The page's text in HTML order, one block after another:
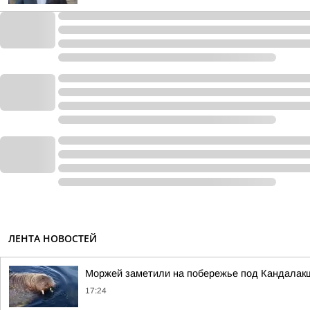
ЛЕНТА НОВОСТЕЙ
Моржей заметили на побережье под
17:24